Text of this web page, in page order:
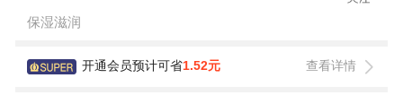
保湿滋润
开通会员预计可省1.52元 查看详情